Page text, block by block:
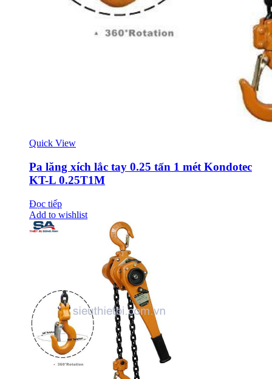
Quick View
Pa lăng xích lắc tay 0.25 tấn 1 mét Kondotec
KT-L 0.25T1M
Đọc tiếp
Add to wishlist